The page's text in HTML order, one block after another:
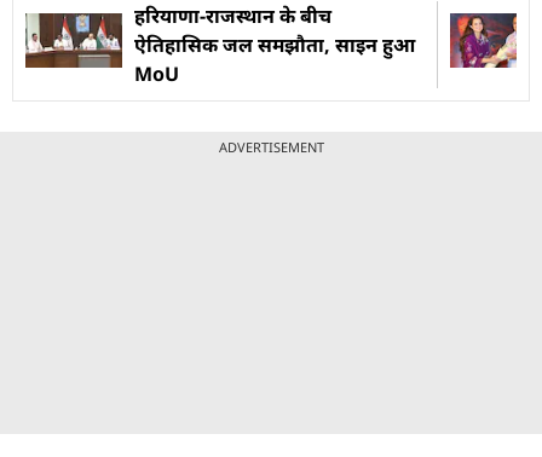
हरियाणा-राजस्थान के बीच
ऐतिहासिक जल समझौता, साइन हुआ
MoU
ADVERTISEMENT